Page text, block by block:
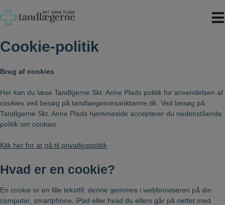
til
indholdet
Cookie-politik
Brug af cookies
Her kan du læse Tandlgerne Skt. Anne Plads politik for anvendelsen af
cookies ved besøg på tandlaegernesanktanne.dk. Ved besøg på
Tandlgerne Skt. Anne Plads hjemmeside accepterer du nedenstående
politik om cookies.
Klik her for at gå til privatlivspolitik
Hvad er en cookie?
En cookie er en lille tekstfil, denne gemmes i webbrowseren på din
computer, smartphone, iPad eller hvad du ellers går på nettet med.